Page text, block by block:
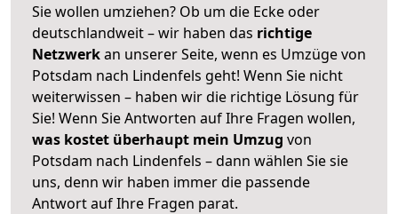
Sie wollen umziehen? Ob um die Ecke oder
deutschlandweit – wir haben das richtige
Netzwerkan unserer Seite, wenn es Umzüge von
Potsdam nach Lindenfels geht! Wenn Sie nicht
weiterwissen – haben wir die richtige Lösung für
Sie! Wenn Sie Antworten auf Ihre Fragen wollen,
was kostet überhaupt mein Umzug von
Potsdam nach Lindenfels – dann wählen Sie sie
uns, denn wir haben immer die passende
Antwort auf Ihre Fragen parat.